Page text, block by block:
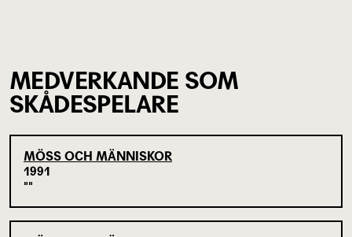
MEDVERKANDE SOM
SKÅDESPELARE
MÖSS OCH MÄNNISKOR
1991